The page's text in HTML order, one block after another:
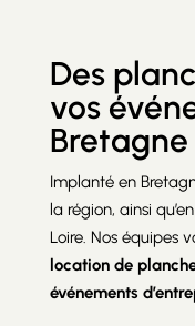
Des
vos
Bretagne
Implanté en
la région, ainsi
Loire. Nos équipes
location de
événements